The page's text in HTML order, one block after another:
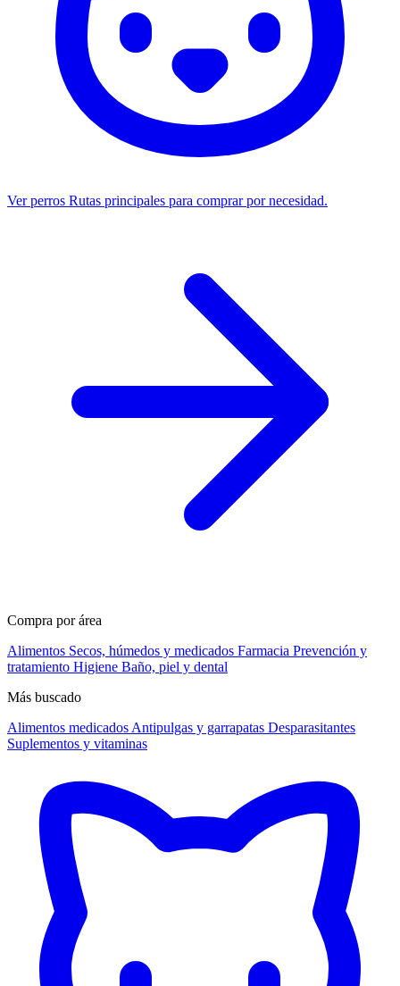
Ver perros Rutas principales para comprar por necesidad.
Compra por área
Alimentos Secos, húmedos y medicados Farmacia Prevención y
tratamiento Higiene Baño, piel y dental
Más buscado
Alimentos medicados Antipulgas y garrapatas Desparasitantes
Suplementos y vitaminas